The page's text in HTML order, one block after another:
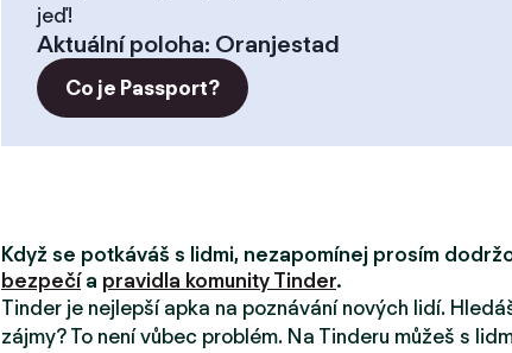
jeď!
Aktuální poloha: Oranjestad
Co je Passport?
Když se potkáváš s lidmi, nezapomínej prosím
bezpečía pravidla komunity Tinder.
Tinder je nejlepší apka na poznávání nových lidí.
zájmy? To není vůbec problém. Na Tinderu můžeš s